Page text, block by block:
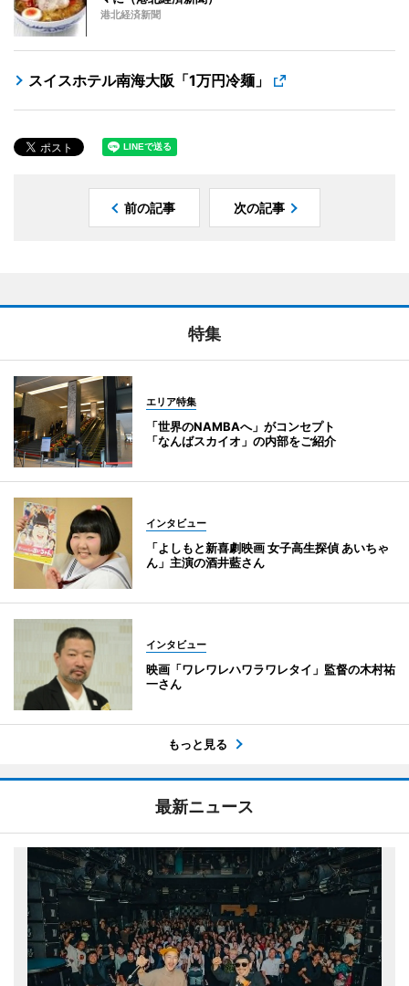
港北経済新聞
スイスホテル南海大阪「1万円冷麺」
前の記事 次の記事
特集
エリア特集
「世界のNAMBAへ」がコンセプト
「なんばスカイオ」の内部をご紹介
インタビュー
「よしもと新喜劇映画 女子高生探偵 あいちゃ
ん」主演の酒井藍さん
インタビュー
映画「ワレワレハワラワレタイ」監督の木村祐
一さん
もっと見る
最新ニュース